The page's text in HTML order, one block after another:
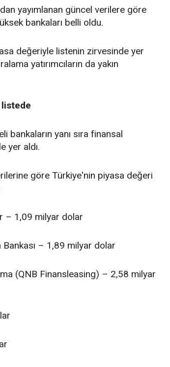
yayımlanan güncel verilere göre
bankaları belli oldu.
değeriyle listenin zirvesinde yer
yatırımcıların da yakın
listede
bankaların yanı sıra finansal
yer aldı.
göre Türkiye'nin piyasa değeri
– 1,09 milyar dolar
Bankası – 1,89 milyar dolar
(QNB Finansleasing) – 2,58 milyar